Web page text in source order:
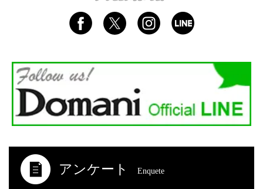
アンケート Enquete